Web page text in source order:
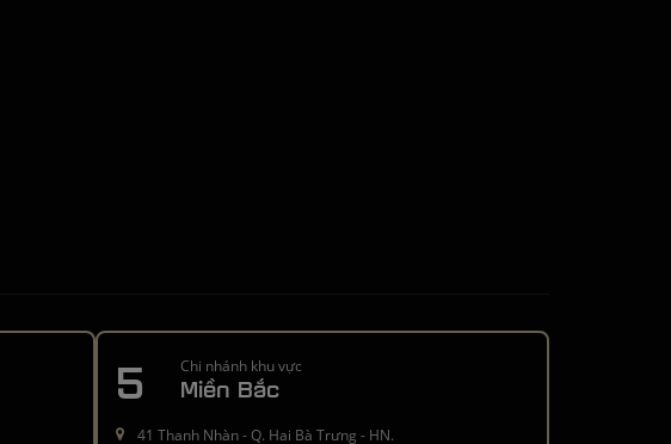
5 Chi nhánh khu vực
Miền Bắc
41 Thanh Nhàn - Q. Hai Bà Trưng - HN.